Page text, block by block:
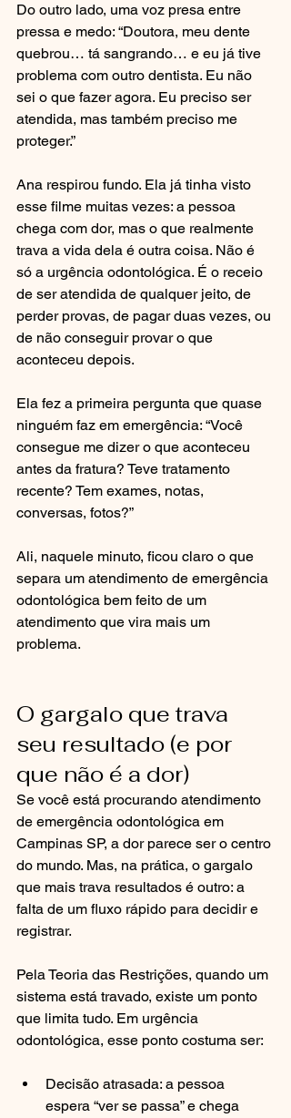
Do outro lado, uma voz presa entre
pressa e medo: “Doutora, meu dente
quebrou… tá sangrando… e eu já tive
problema com outro dentista. Eu não
sei o que fazer agora. Eu preciso ser
atendida, mas também preciso me
proteger.”
Ana respirou fundo. Ela já tinha visto
esse filme muitas vezes: a pessoa
chega com dor, mas o que realmente
trava a vida dela é outra coisa. Não é
só a urgência odontológica. É o receio
de ser atendida de qualquer jeito, de
perder provas, de pagar duas vezes, ou
de não conseguir provar o que
aconteceu depois.
Ela fez a primeira pergunta que quase
ninguém faz em emergência: “Você
consegue me dizer o que aconteceu
antes da fratura? Teve tratamento
recente? Tem exames, notas,
conversas, fotos?”
Ali, naquele minuto, ficou claro o que
separa um atendimento de emergência
odontológica bem feito de um
atendimento que vira mais um
problema.
O gargalo que trava
seu resultado (e por
que não é a dor)
Se você está procurando atendimento
de emergência odontológica em
Campinas SP, a dor parece ser o centro
do mundo. Mas, na prática, o gargalo
que mais trava resultados é outro: a
falta de um fluxo rápido para decidir e
registrar.
Pela Teoria das Restrições, quando um
sistema está travado, existe um ponto
que limita tudo. Em urgência
odontológica, esse ponto costuma ser:
Decisão atrasada: a pessoa
espera “ver se passa” e chega